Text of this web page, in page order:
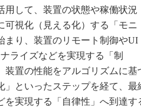
用して、装置の状態や稼働状況
可視化（見える化）する「モニ
まり、装置のリモート制御やUI
ライズなどを実現する「制
装置の性能をアルゴリズムに
」といったステップを経て、
を実現する「自律性」へ到達す